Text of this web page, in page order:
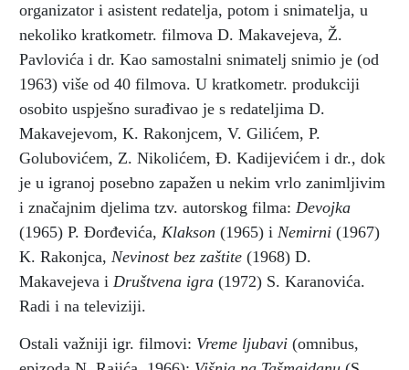
organizator i asistent redatelja, potom i snimatelja, u
nekoliko kratkometr. filmova D. Makavejeva, Ž.
Pavlovića i dr. Kao samostalni snimatelj snimio je (od
1963) više od 40 filmova. U kratkometr. produkciji
osobito uspješno surađivao je s redateljima D.
Makavejevom, K. Rakonjcem, V. Gilićem, P.
Golubovićem, Z. Nikolićem, Đ. Kadijevićem i dr., dok
je u igranoj posebno zapažen u nekim vrlo zanimljivim
i značajnim djelima tzv. autorskog filma: Devojka
(1965) P. Đorđevića, Klakson (1965) i Nemirni (1967)
K. Rakonjca, Nevinost bez zaštite (1968) D.
Makavejeva i Društvena igra (1972) S. Karanovića.
Radi i na televiziji.
Ostali važniji igr. filmovi: Vreme ljubavi (omnibus,